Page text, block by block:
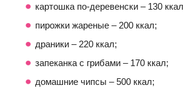
картошка по-деревенски – 130
пирожки жареные – 200 ккал;
драники – 220 ккал;
запеканка с грибами – 170 ккал;
домашние чипсы – 500 ккал;